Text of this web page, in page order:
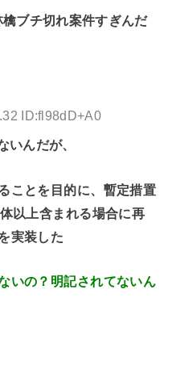
ブチ切れ案件すぎんだ
ID:fl98dD+A0
いんだが、
ことを目的に、暫定措置
以上含まれる場合に再
実装した
いの？明記されてないん